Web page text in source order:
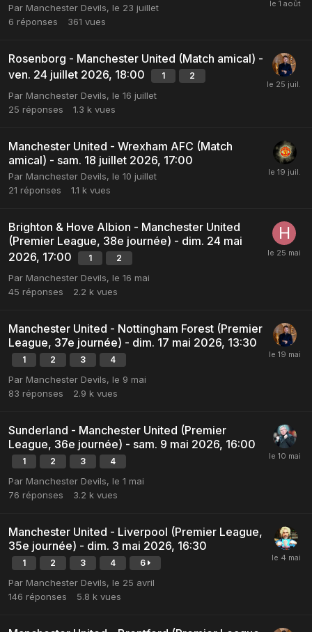
Par Manchester Devils, le 23 juillet
6 réponses 361 vues
Rosenborg - Manchester United (Match amical) -
ven. 24 juillet 2026, 18:00
1 2
Par Manchester Devils, le 16 juillet
25 réponses 1.3 k vues
Manchester United - Wrexham AFC (Match
amical) - sam. 18 juillet 2026, 17:00
Par Manchester Devils, le 10 juillet
21 réponses 1.1 k vues
Brighton & Hove Albion - Manchester United
(Premier League, 38e journée) - dim. 24 mai
2026, 17:00
1 2
Par Manchester Devils, le 16 mai
45 réponses 2.2 k vues
Manchester United - Nottingham Forest (Premier
League, 37e journée) - dim. 17 mai 2026, 13:30
1 2 3 4
Par Manchester Devils, le 9 mai
83 réponses 2.9 k vues
Sunderland - Manchester United (Premier
League, 36e journée) - sam. 9 mai 2026, 16:00
1 2 3 4
Par Manchester Devils, le 1 mai
76 réponses 3.2 k vues
Manchester United - Liverpool (Premier League,
35e journée) - dim. 3 mai 2026, 16:30
1 2 3 4 6
Par Manchester Devils, le 25 avril
146 réponses 5.8 k vues